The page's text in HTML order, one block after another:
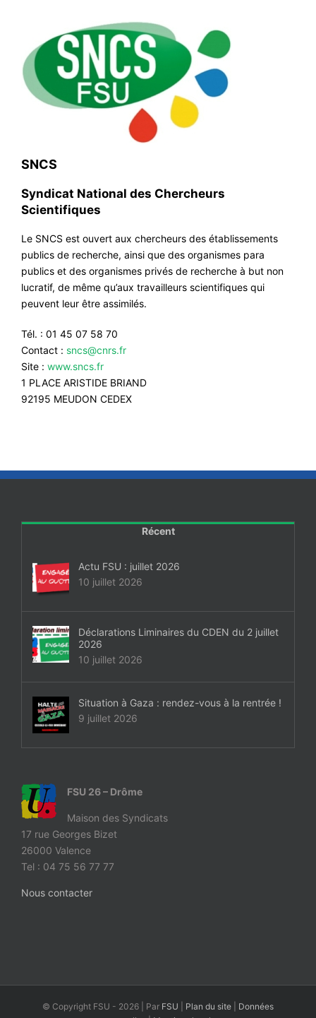
SNCS
Syndicat National des Chercheurs
Scientifiques
Le SNCS est ouvert aux chercheurs des établissements
publics de recherche, ainsi que des organismes para
publics et des organismes privés de recherche à but non
lucratif, de même qu’aux travailleurs scientifiques qui
peuvent leur être assimilés.
Tél. : 01 45 07 58 70
Contact : sncs@cnrs.fr
Site : www.sncs.fr
1 PLACE ARISTIDE BRIAND
92195 MEUDON CEDEX
Récent
Actu FSU : juillet 2026
10 juillet 2026
Déclarations Liminaires du CDEN du 2 juillet
2026
10 juillet 2026
Situation à Gaza : rendez-vous à la rentrée !
9 juillet 2026
FSU 26 – Drôme
Maison des Syndicats
17 rue Georges Bizet
26000 Valence
Tel : 04 75 56 77 77
Nous contacter
© Copyright FSU - 2026 | Par FSU Plan du site
Données